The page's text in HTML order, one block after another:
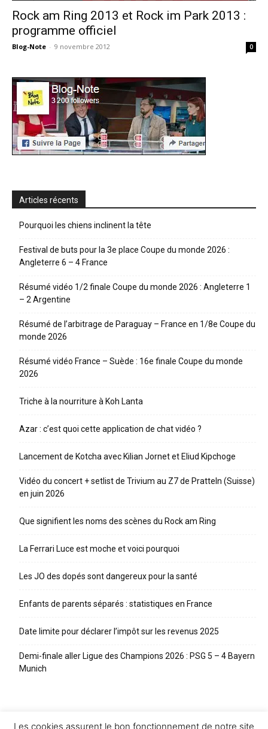
Rock am Ring 2013 et Rock im Park 2013 :
programme officiel
Blog-Note - 9 novembre 2012 0
Articles récents
Pourquoi les chiens inclinent la tête
Festival de buts pour la 3e place Coupe du monde 2026 :
Angleterre 6 – 4 France
Résumé vidéo 1/2 finale Coupe du monde 2026 : Angleterre 1
– 2 Argentine
Résumé de l’arbitrage de Paraguay – France en 1/8e Coupe du
monde 2026
Résumé vidéo France – Suède : 16e finale Coupe du monde
2026
Triche à la nourriture à Koh Lanta
Azar : c’est quoi cette application de chat vidéo ?
Lancement de Kotcha avec Kilian Jornet et Eliud Kipchoge
Vidéo du concert + setlist de Trivium au Z7 de Pratteln (Suisse)
en juin 2026
Que signifient les noms des scènes du Rock am Ring
La Ferrari Luce est moche et voici pourquoi
Les JO des dopés sont dangereux pour la santé
Enfants de parents séparés : statistiques en France
Date limite pour déclarer l’impôt sur les revenus 2025
Demi-finale aller Ligue des Champions 2026 : PSG 5 – 4 Bayern
Munich
Les cookies assurent le bon fonctionnement de notre site